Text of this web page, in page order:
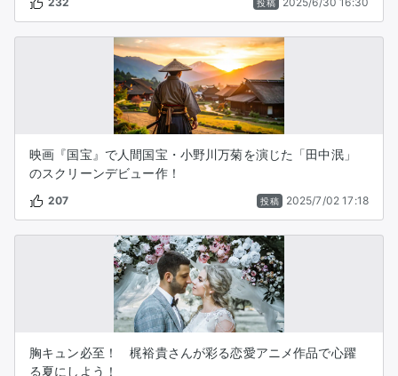
投稿
映画『国宝』で人間国宝・小野川万菊を演じた「田中泯」
のスクリーンデビュー作！
207 投稿 2025/7/02 17:18
胸キュン必至！ 梶裕貴さんが彩る恋愛アニメ作品で心躍
る夏にしよう！